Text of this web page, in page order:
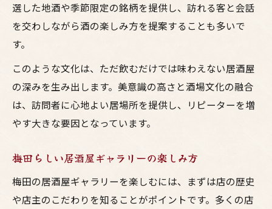
選した地酒や季節限定の銘柄を提供し、訪れる客と会話
を交わしながら酒の楽しみ方を提案することも多いで
す。
このような文化は、ただ飲むだけでは味わえない居酒屋
の深みを生み出します。美意識の高さと酒場文化の融合
は、訪問者に心地よい居場所を提供し、リピーターを増
やす大きな要因となっています。
梅田らしい居酒屋ギャラリーの楽しみ方
梅田の居酒屋ギャラリーを楽しむには、まずは店の歴史
や店主のこだわりを知ることがポイントです。多くの店